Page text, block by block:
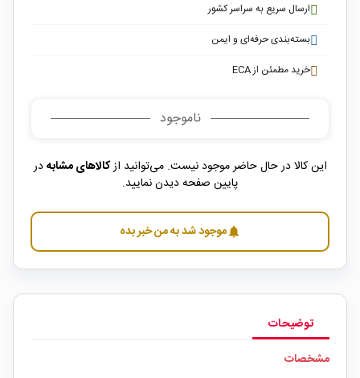
ارسال سریع به سراسر کشور
بسته‌بندی حرفه‌ای و ایمن
خرید مطمئن از ECA
ناموجود
این کالا در حال حاضر موجود نیست. می‌توانید ازکالاهای مشابهدر
پایین صفحه دیدن نمایید.
notificationsموجود شد به من خبر بده
توضیحات
مشخصات